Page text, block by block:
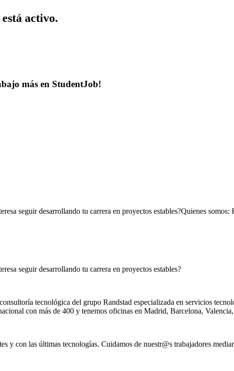
activo.
más en StudentJob!
seguir desarrollando tu carrera en proyectos estables?Quienes
seguir desarrollando tu carrera en proyectos estables?
tecnológica del grupo Randstad especializada en servicios
con más de 400 y tenemos oficinas en Madrid, Barcelona,
y con las últimas tecnologías. Cuidamos de nuestr@s trabajadores